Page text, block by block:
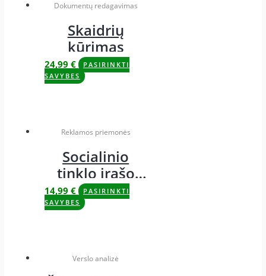
Dokumentų redagavimas
Skaidrių
kūrimas
24,99 €
PASIRINKTI
SAVYBES
Reklamos priemonės
Socialinio
tinklo įrašo
maketas
14,99 €
PASIRINKTI
SAVYBES
Verslo analizė